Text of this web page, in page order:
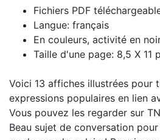
Fichiers PDF
Langue: français
En couleurs, activité en
Taille d'une page: 8,5 X 11
Voici 13 affiches illustrées pour
expressions populaires en lien
Vous pouvez les regarder sur
Beau sujet de conversation